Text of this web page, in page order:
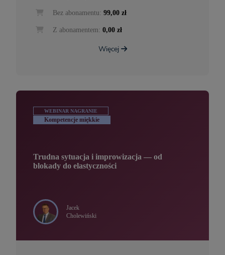
Bez abonamentu: 99,00 zł
Z abonamentem: 0,00 zł
Więcej
WEBINAR NAGRANIE
Kompetencje miękkie
Trudna sytuacja i improwizacja — od
blokady do elastyczności
Jacek
Cholewiński